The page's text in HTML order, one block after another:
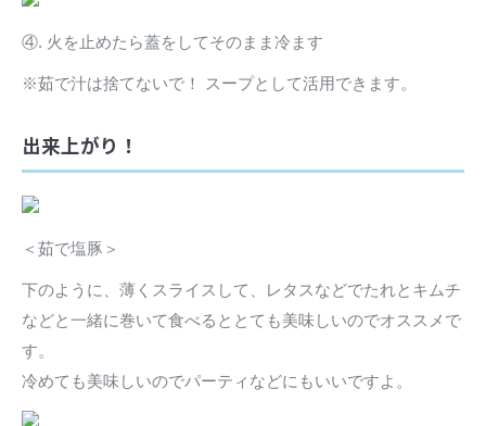
④. 火を止めたら蓋をしてそのまま冷ます
※茹で汁は捨てないで！ スープとして活用できます。
出来上がり！
＜茹で塩豚＞
下のように、薄くスライスして、レタスなどでたれとキムチ
などと一緒に巻いて食べるととても美味しいのでオススメで
す。
冷めても美味しいのでパーティなどにもいいですよ。